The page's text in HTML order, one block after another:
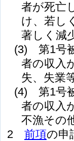
者が死亡
け、若し
著しく減
(3)
第1号
者の収入
失、失業
(4)
第1号
者の収入
不漁その
2
前項の申